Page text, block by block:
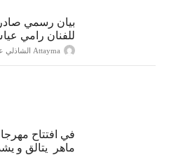
بيان رسمي
للفنان رامي
Attayma الشاذلي عرايبية
في افتتاح
ماهر يتالق و